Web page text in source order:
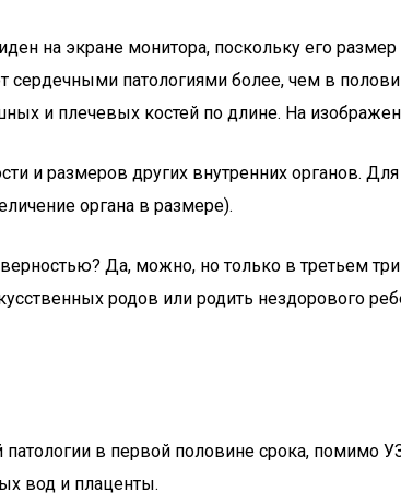
на экране монитора, поскольку его
патологиями более, чем в
и плечевых костей по длине. На
и размеров других внутренних органов.
органа в размере).
Да, можно, но только в третьем
родов или родить нездорового
в первой половине срока, помимо
вод и плаценты.